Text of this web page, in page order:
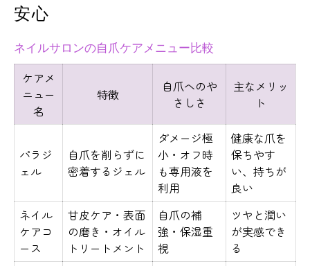
安心
ネイルサロンの自爪ケアメニュー比較
ケアメ
ニュー
名
特徴
自爪へのや
さしさ
主なメリッ
ト
パラジ
ェル
自爪を削らずに
密着するジェル
ダメージ極
小・オフ時
も専用液を
利用
健康な爪を
保ちやす
い、持ちが
良い
ネイル
ケアコ
ース
甘皮ケア・表面
の磨き・オイル
トリートメント
自爪の補
強・保湿重
視
ツヤと潤い
が実感でき
る